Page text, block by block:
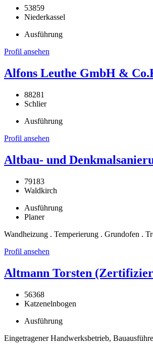
53859
Niederkassel
Ausführung
Profil ansehen
Alfons Leuthe GmbH &
88281
Schlier
Ausführung
Profil ansehen
Altbau- und
79183
Waldkirch
Ausführung
Planer
Wandheizung . Temperierung . Grundofen .
Profil ansehen
Altmann Torsten
56368
Katzenelnbogen
Ausführung
Eingetragener Handwerksbetrieb,